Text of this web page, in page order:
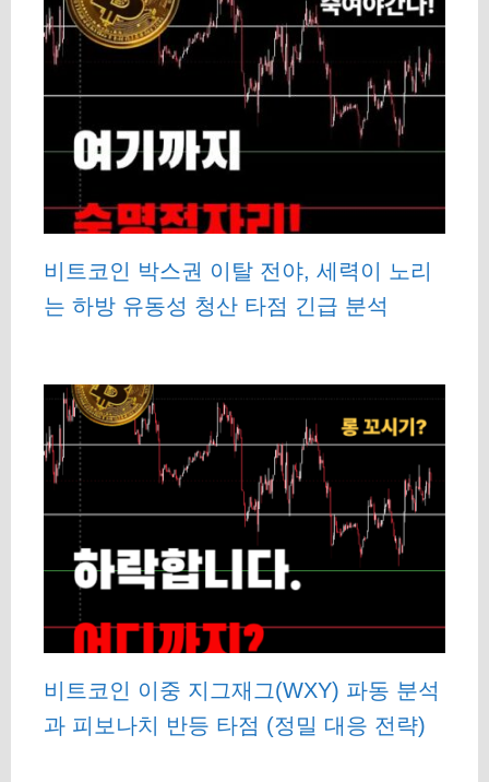
비트코인 박스권 이탈 전야, 세력이 노리
는 하방 유동성 청산 타점 긴급 분석
비트코인 이중 지그재그(WXY) 파동 분석
과 피보나치 반등 타점 (정밀 대응 전략)